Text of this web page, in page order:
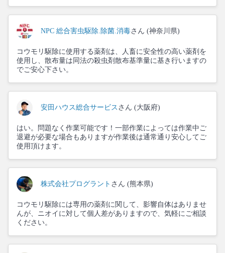
NPC 総合害虫駆除.除菌.消毒さん (神奈川県)
コウモリ駆除に使用する薬剤は、人畜に安全性の高い薬剤を
使用し、散布量は同法の殺虫剤散布基準量に基き行いますの
でご安心下さい。
安田ハウス総合サービス さん (大阪府)
はい。問題なく作業可能です！一部作業によっては作業中ご
退避が必要な場合もありますが作業後は通常通り安心してご
使用頂けます。
株式会社プログラント さん (熊本県)
コウモリ駆除には専用の薬剤に関して、影響自体はありませ
んが、ニオイに対して個人差がありますので、気軽にご相談
ください。